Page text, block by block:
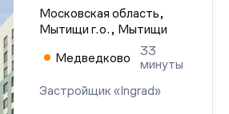
Московская область,
Мытищи г.о., Мытищи
Медведково
33
минуты
Застройщик «Ingrad»